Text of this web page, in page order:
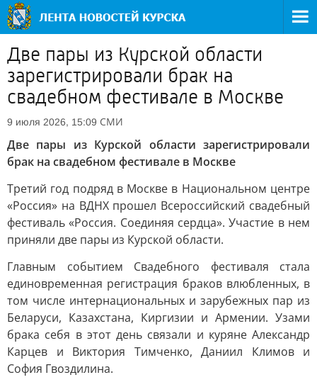
Две пары из Курской области
зарегистрировали брак на
свадебном фестивале в Москве
9 июля 2026, 15:09 СМИ
Две пары из Курской области зарегистрировали
брак на свадебном фестивале в Москве
Третий год подряд в Москве в Национальном центре
«Россия» на ВДНХ прошел Всероссийский свадебный
фестиваль «Россия. Соединяя сердца». Участие в нем
приняли две пары из Курской области.
Главным событием Свадебного фестиваля стала
единовременная регистрация браков влюбленных, в
том числе интернациональных и зарубежных пар из
Беларуси, Казахстана, Киргизии и Армении. Узами
брака себя в этот день связали и куряне Александр
Карцев и Виктория Тимченко, Даниил Климов и
София Гвоздилина.